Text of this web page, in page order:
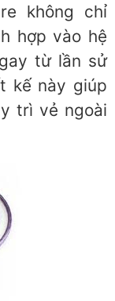
không chỉ
hợp vào hệ
từ lần sử
kế này giúp
trì vẻ ngoài